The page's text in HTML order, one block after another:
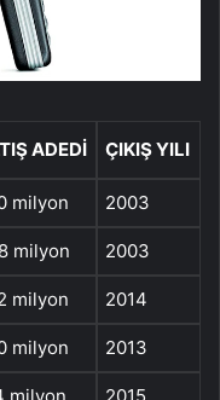
ADEDI ÇIKIŞ YILI
milyon 2003
milyon 2003
milyon 2014
milyon 2013
milyon 2015